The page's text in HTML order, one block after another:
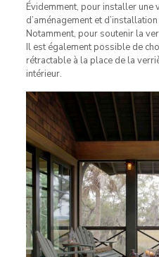
Évidemment, pour installer une
d’aménagement et
Notamment, pour soutenir la
Il est également possible de
rétractable à la place de la
intérieur.